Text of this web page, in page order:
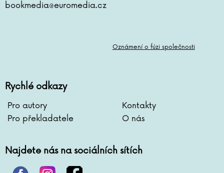
bookmedia@euromedia.cz
Oznámení o fúzi společnosti
Rychlé odkazy
Pro autory
Kontakty
Pro překladatele
O nás
Najdete nás na sociálních sítích